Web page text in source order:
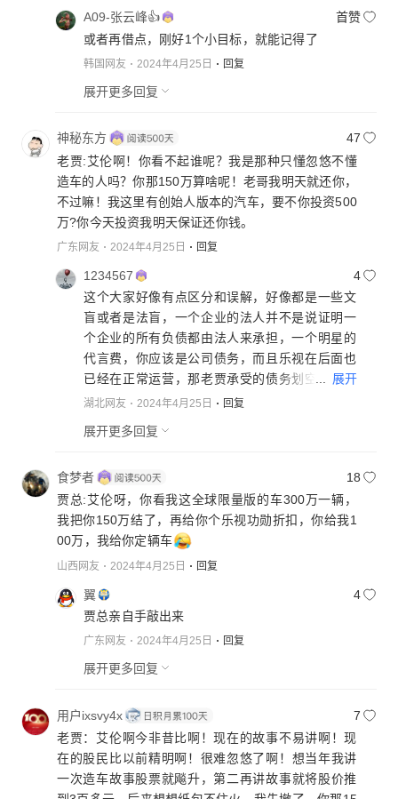
A09-张云峰👍
首赞
或者再借点，刚好1个小目标，就能记得了
韩国网友 2024年4月25日 回复
展开更多回复
神秘东方
47
老贾:艾伦啊！你看不起谁呢？我是那种只懂忽悠不懂
造车的人吗？你那150万算啥呢！老哥我明天就还你，
不过嘛！我这里有创始人版本的汽车，要不你投资500
万?你今天投资我明天保证还你钱。
广东网友 2024年4月25日 回复
1234567
4
这个大家好像有点区分和误解，好像都是一些文
盲或者是法盲，一个企业的法人并不是说证明一
个企业的所有负债都由法人来承担，一个明星的
代言费，你应该是公司债务，而且乐视在后面也
已经在正常运营，那老贾承受的债务划空了，也
就是系乐视承担了所有债务，他一个人的牺牲，
怎么样，但从各个方面来说，他这法人的债务和
在还是存在，他个人的代言费应该是和乐视成等
号
展开
湖北网友 2024年4月25日 回复
展开更多回复
食梦者
18
贾总:艾伦呀，你看我这全球限量版的车300万一辆，
我把你150万结了，再给你个乐视功勋折扣，你给我1
00万，我给你定辆车
山西网友 2024年4月25日 回复
翼
4
贾总亲自手敲出来
广东网友 2024年4月25日 回复
展开更多回复
用户ixsvy4x
7
老贾：艾伦啊今非昔比啊！现在的故事不易讲啊！现
在的股民比以前精明啊！很难忽悠了啊！想当年我讲
一次造车故事股票就飚升，第二再讲故事就将股价推